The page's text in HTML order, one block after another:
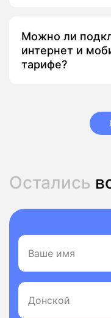
Можно ли
интернет и
тарифе?
Остались